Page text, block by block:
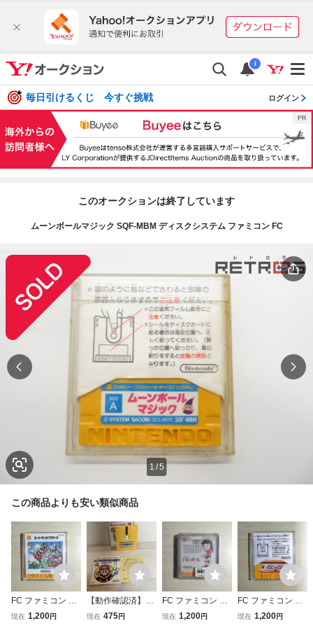
i
毎日引けるくじ 今すぐ挑戦 ログイン
このオークションは終了しています
ムーンボールマジック SQF-MBM ディスクシステム ファミコン FC
1/5
この商品よりも安い類似商品
FC ファミコン デ
ィスクシステム デ
現在 1,200円
【動作確認済】
ディスクシステ
現在 475円
FC ファミコン デ
ィスクシステム デ
現在 1,200円
FC ファミコン デ
ィスクシステム デ
現在 1,200円